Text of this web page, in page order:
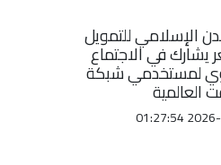
الإسلامي للتمويل
يشارك في الاجتماع
لمستخدمي شبكة
العالمية
2026-06-